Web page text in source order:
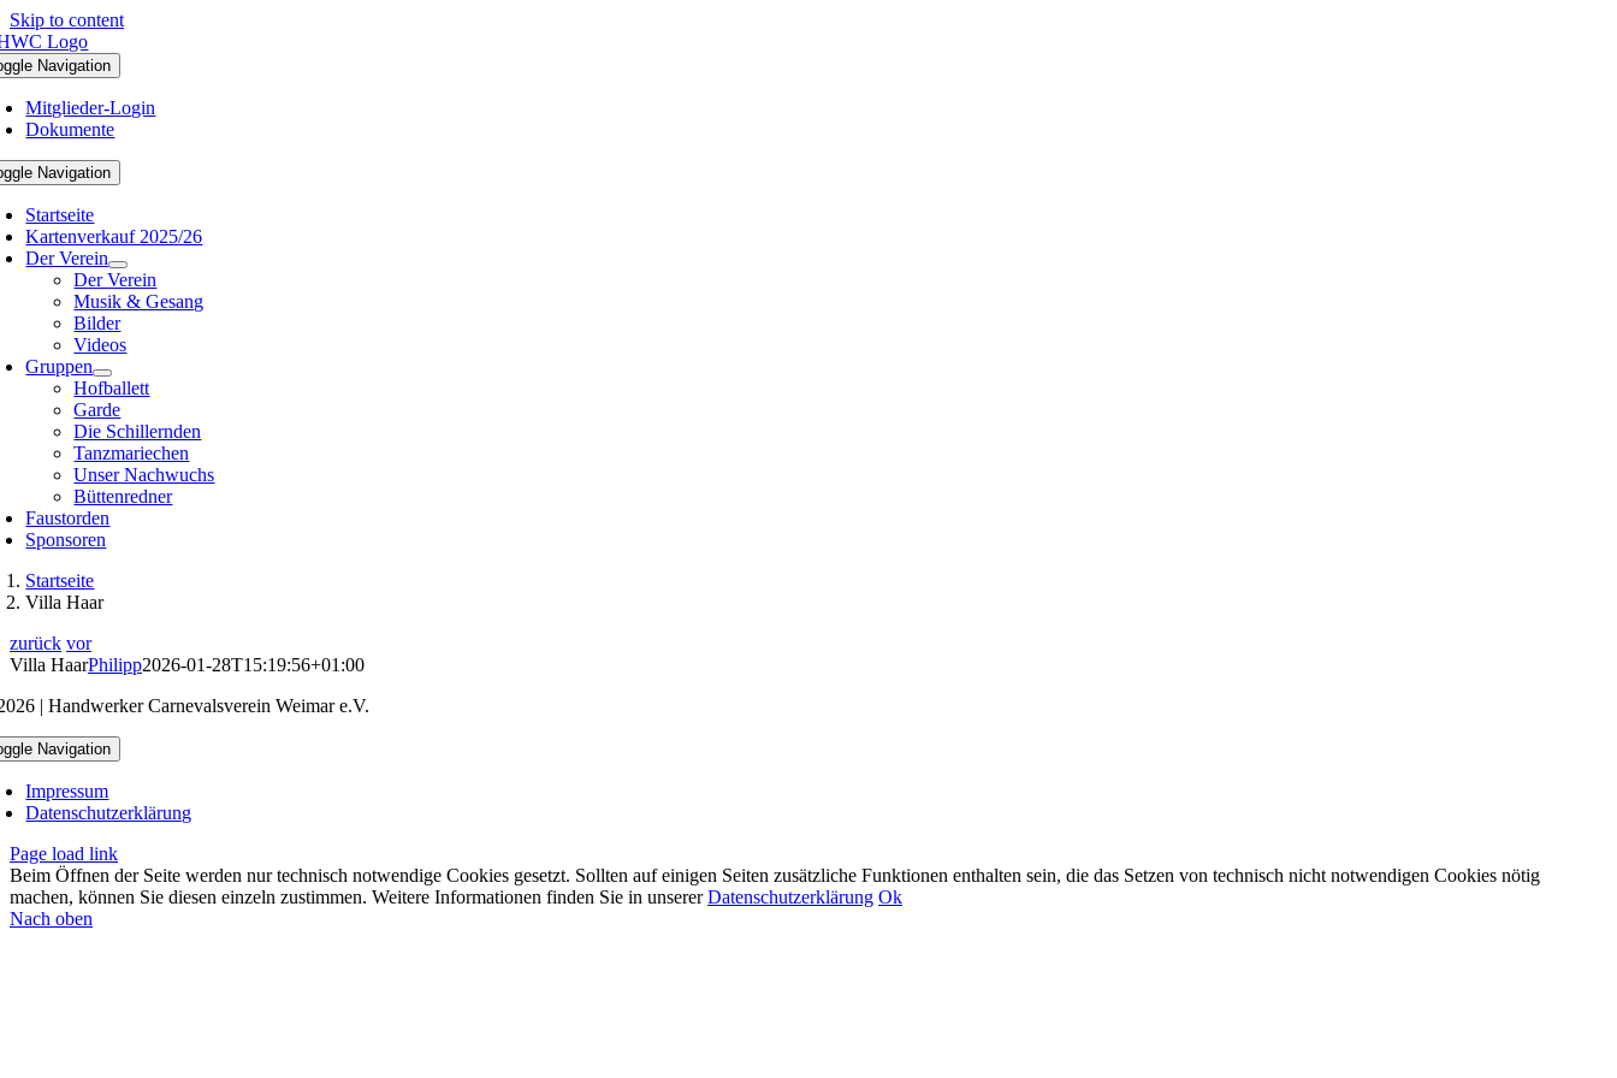
Skip to content
Navigation
Mitglieder-Login
Dokumente
Navigation
Startseite
Kartenverkauf 2025/26
Der Verein
Der Verein
Musik & Gesang
Bilder
Videos
Gruppen
Hofballett
Garde
Die Schillernden
Tanzmariechen
Unser Nachwuchs
Büttenredner
Faustorden
Sponsoren
Startseite
Villa Haar
zurück vor
Villa HaarPhilipp2026-01-28T15:19:56+01:00
| Handwerker Carnevalsverein Weimar e.V.
Navigation
Impressum
Datenschutzerklärung
Page load link
Beim Öffnen der Seite werden nur technisch notwendige Cookies gesetzt. Sollten auf einigen Seiten zusätzliche Funktionen enthalten sein, die das Setzen von technisch nicht notwendigen Cookies nötig
machen, können Sie diesen einzeln zustimmen. Weitere Informationen finden Sie in unsererDatenschutzerklärung Ok
Nach oben